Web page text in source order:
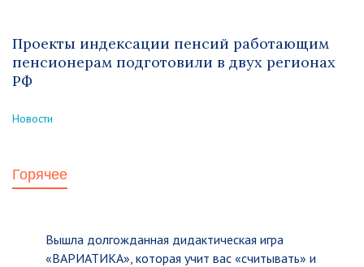
Проекты индексации пенсий работающим
пенсионерам подготовили в двух регионах
РФ
Новости
Горячее
Вышла долгожданная дидактическая игра
«ВАРИАТИКА», которая учит вас «считывать» и